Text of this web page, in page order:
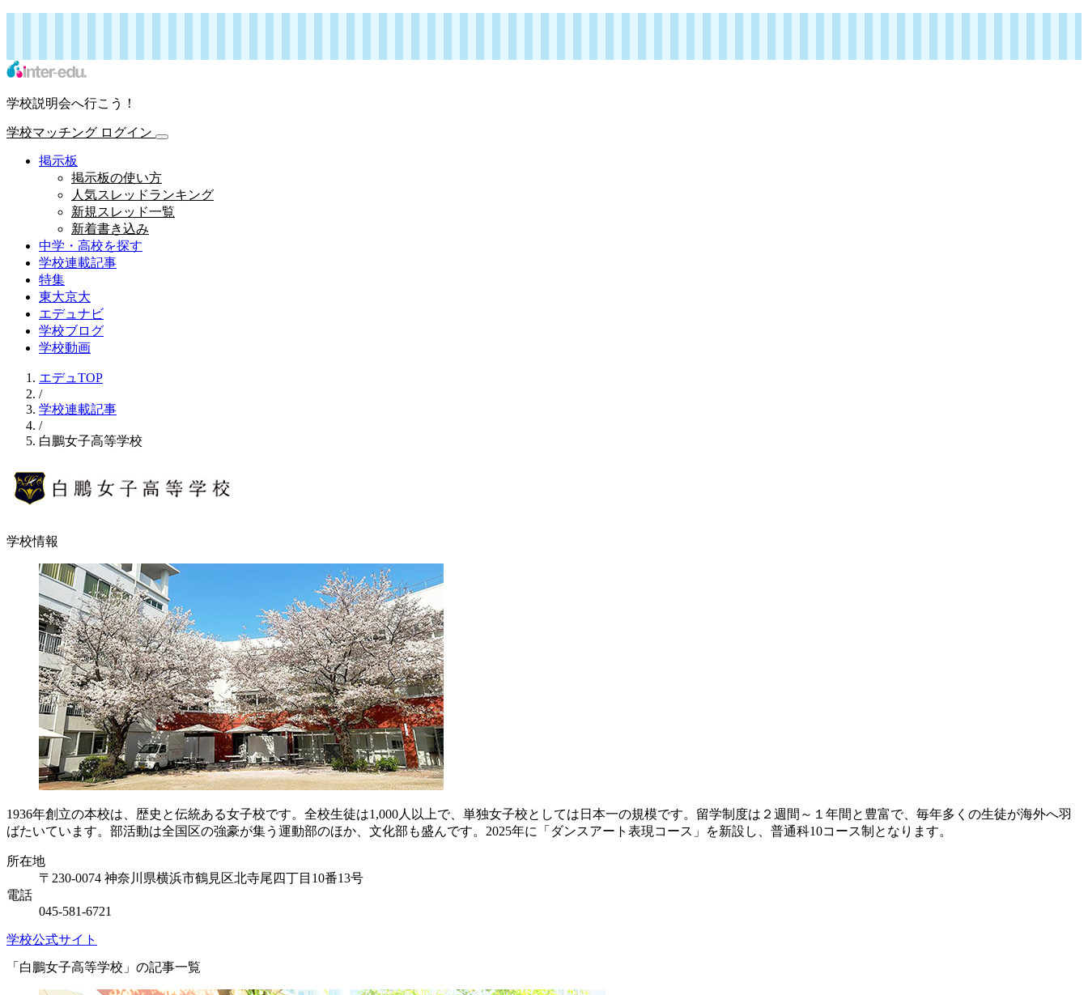
学校説明会へ行こう！
学校マッチング ログイン
掲示板
掲示板の使い方
人気スレッドランキング
新規スレッド一覧
新着書き込み
中学・高校を探す
学校連載記事
特集
東大京大
エデュナビ
学校ブログ
学校動画
エデュTOP
/
学校連載記事
/
白鵬女子高等学校
学校情報
1936年創立の本校は、歴史と伝統ある女子校です。全校生徒は1,000人以上で、単独女子校としては日本一の規模です。留学制度は２週間～１年間と豊富で、毎年多くの生徒が海外へ羽
ばたいています。部活動は全国区の強豪が集う運動部のほか、文化部も盛んです。2025年に「ダンスアート表現コース」を新設し、普通科10コース制となります。
所在地
〒230-0074 神奈川県横浜市鶴見区北寺尾四丁目10番13号
電話
045-581-6721
学校公式サイト
「白鵬女子高等学校」の記事一覧